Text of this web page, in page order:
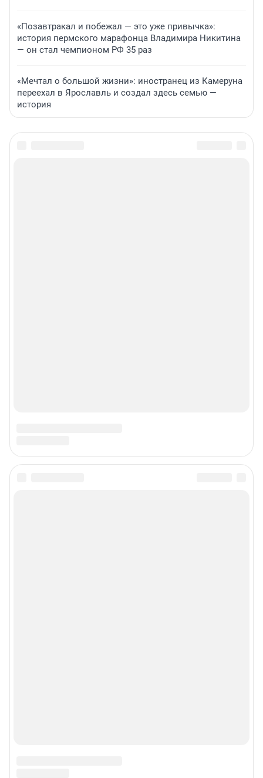
«Позавтракал и побежал — это уже привычка»:
история пермского марафонца Владимира Никитина
— он стал чемпионом РФ 35 раз
«Мечтал о большой жизни»: иностранец из Камеруна
переехал в Ярославль и создал здесь семью —
история